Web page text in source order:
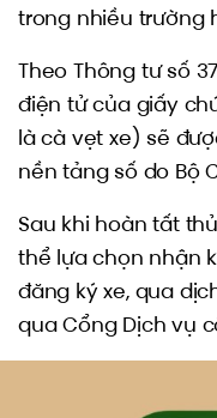
trong nhiều trường
Theo Thông tư số
điện tử của giấy
là cà vẹt xe) sẽ
nền tảng số do Bộ
Sau khi hoàn tất
thể lựa chọn nhận
đăng ký xe, qua
qua Cổng Dịch vụ